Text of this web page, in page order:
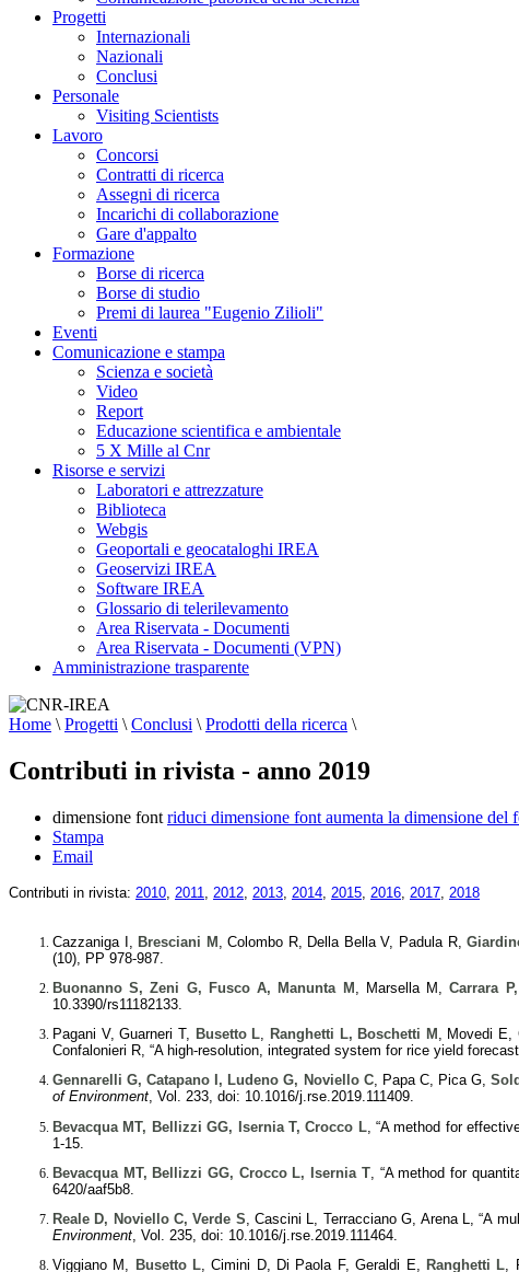
Progetti
Internazionali
Nazionali
Conclusi
Personale
Visiting Scientists
Lavoro
Concorsi
Contratti di ricerca
Assegni di ricerca
Incarichi di collaborazione
Gare d'appalto
Formazione
Borse di ricerca
Borse di studio
Premi di laurea "Eugenio Zilioli"
Eventi
Comunicazione e stampa
Scienza e società
Video
Report
Educazione scientifica e ambientale
5 X Mille al Cnr
Risorse e servizi
Laboratori e attrezzature
Biblioteca
Webgis
Geoportali e geocataloghi IREA
Geoservizi IREA
Software IREA
Glossario di telerilevamento
Area Riservata - Documenti
Area Riservata - Documenti (VPN)
Amministrazione trasparente
Home \ Progetti \ Conclusi \ Prodotti della ricerca \
Contributi in rivista - anno 2019
dimensione font riduci dimensione font aumenta la dimensione del
Stampa
Email
Contributi in rivista: 2010 2011 2012 2013 2014 2015 2016 2017 2018
Cazzaniga I, Bresciani M , Colombo R, Della Bella V, Padula R,
(10), PP 978-987.
Buonanno S, Zeni G, Fusco A, Manunta M , Marsella M,Carrara
10.3390/rs11182133.
Pagani V, Guarneri T, Busetto L, Ranghetti L, Boschetti M , Movedi E,
Confalonieri R, “A high-resolution, integrated system for rice yield
Gennarelli G, Catapano I, Ludeno G, Noviello C, Papa C, Pica G,
of Environment, Vol. 233, doi: 10.1016/j.rse.2019.111409.
Bevacqua MT, Bellizzi GG, Isernia T, Crocco L, “A method for
1-15.
Bevacqua MT, Bellizzi GG, Crocco L, Isernia T, “A method for
6420/aaf5b8.
Reale D, Noviello C, Verde S , Cascini L, Terracciano G, Arena L, “A
Environment , Vol. 235, doi: 10.1016/j.rse.2019.111464.
Viggiano M, Busetto L, Cimini D, Di Paola F, Geraldi E, Ranghetti L,